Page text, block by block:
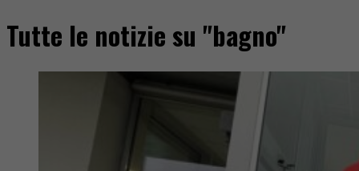
Tutte le notizie su "bagno"